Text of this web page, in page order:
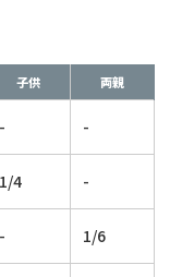
子供 両親
- -
1/4 -
- 1/6